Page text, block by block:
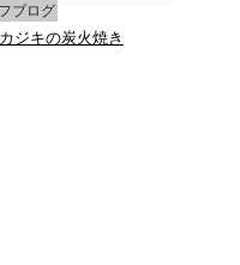
ブログ
ジキの炭火焼き